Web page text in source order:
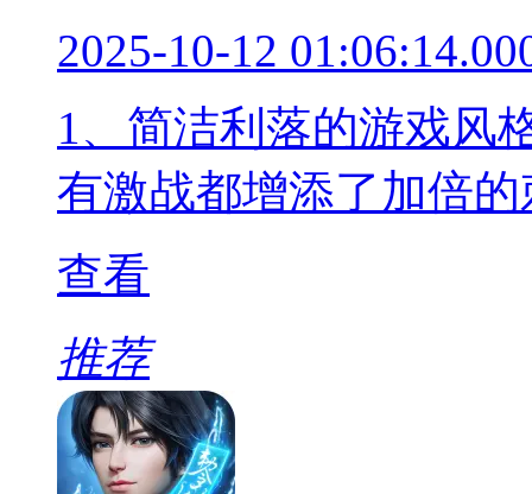
2025-10-12
1、简洁利落的游戏风
有激战都增添了加倍
查看
推荐